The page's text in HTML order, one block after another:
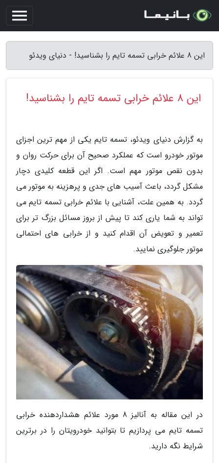
این 8 علائم خرابی تسمه تایم را بشناسید! - دنیای ویدئو
این 8 علائم خرابی تسمه تایم را بشناسید!
به گزارش دنیای ویدئو، تسمه تایم یکی از مهم ترین اجزای
موتور خودرو است که عملکرد صحیح آن برای حرکت روان و
بدون نقص موتور مهم است. اگر این قطعه کلیدی دچار
مشکل گردد، باعث آسیب های جدی و پرهزینه به موتور می
گردد. به همین علت، آشنایی با علائم خرابی تسمه تایم می
تواند به شما یاری کند تا پیش از بروز مسائل بزرگ تر برای
تعمیر و تعویض آن اقدام کنید و از خرابی های احتمالی
موتور جلوگیری نمایید.
در این مقاله به آنالیز 8 مورد علائم هشداردهنده خرابی
تسمه تایم می پردازیم تا بتوانید خودرویتان را در برترین
شرایط نگه دارید.